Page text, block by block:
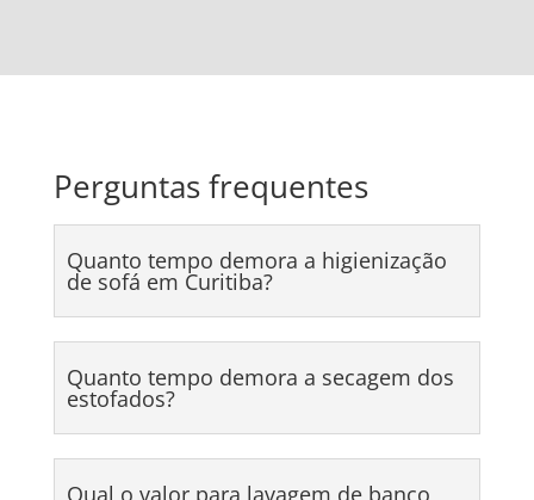
Perguntas frequentes
Quanto tempo demora a higienização
de sofá em Curitiba?
Quanto tempo demora a secagem dos
estofados?
Qual o valor para lavagem de banco